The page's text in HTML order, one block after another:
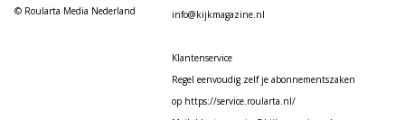
© Roularta Media Nederland
info@kijkmagazine.nl
Klantenservice
Regel eenvoudig zelf je abonnementszaken
op https://service.roularta.nl/